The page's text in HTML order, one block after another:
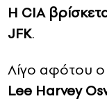
H CIA
JFK.
Λίγο αφότου ο
Lee Harvey